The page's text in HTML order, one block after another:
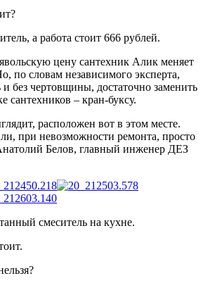
а работа стоит 666 рублей.
цену сантехник Алик меняет
по словам независимого эксперта,
без чертовщины, достаточно заменить
сантехников – кран-буксу.
расположен вот в этом месте.
при невозможности ремонта, просто
Белов, главный инженер ДЕЗ
смеситель на кухне.